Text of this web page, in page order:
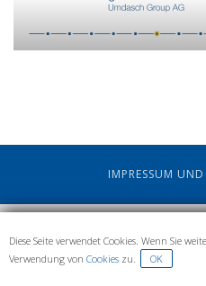
IMPRESSUM
Diese Seite verwendet Cookies. Wenn Sie
Verwendung von Cookies zu. OK